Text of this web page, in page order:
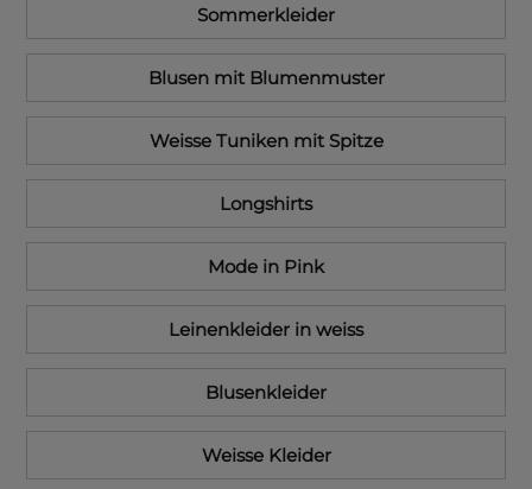
Sommerkleider
Blusen mit Blumenmuster
Weisse Tuniken mit Spitze
Longshirts
Mode in Pink
Leinenkleider in weiss
Blusenkleider
Weisse Kleider